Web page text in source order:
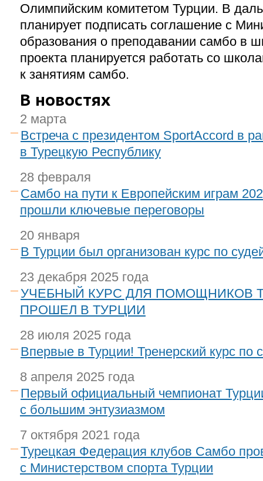
Олимпийским комитетом Турции. В
планирует подписать соглашение с
образования о преподавании самбо в
проекта планируется работать со
к занятиям самбо.
В новостях
2 марта
Встреча с президентом SportAccord в
в Турецкую Республику
28 февраля
Самбо на пути к Европейским играм
прошли ключевые переговоры
20 января
В Турции был организован курс по
23 декабря 2025 года
УЧЕБНЫЙ КУРС ДЛЯ ПОМОЩНИКОВ
ПРОШЕЛ В ТУРЦИИ
28 июля 2025 года
Впервые в Турции! Тренерский курс по
8 апреля 2025 года
Первый официальный чемпионат
с большим энтузиазмом
7 октября 2021 года
Турецкая Федерация клубов Самбо
с Министерством спорта Турции